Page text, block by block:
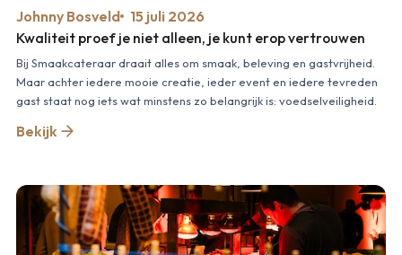
Johnny Bosveld 15 juli 2026
Kwaliteit proef je niet alleen, je kunt erop vertrouwen
Bij Smaakcateraar draait alles om smaak, beleving en gastvrijheid.
Maar achter iedere mooie creatie, ieder event en iedere tevreden
gast staat nog iets wat minstens zo belangrijk is: voedselveiligheid.
Bekijk